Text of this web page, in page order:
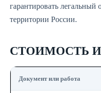
гарантировать легальный
территории России.
СТОИМОСТЬ
Документ или работа